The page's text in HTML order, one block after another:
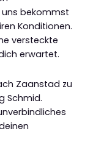
uns bekommst
Konditionen.
versteckte
erwartet.
Zaanstad zu
Schmid.